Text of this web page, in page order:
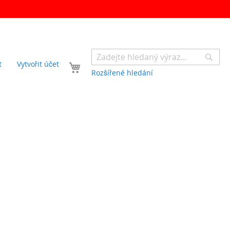
Rozšířené hledání
Váš košík
Vytvořit účet